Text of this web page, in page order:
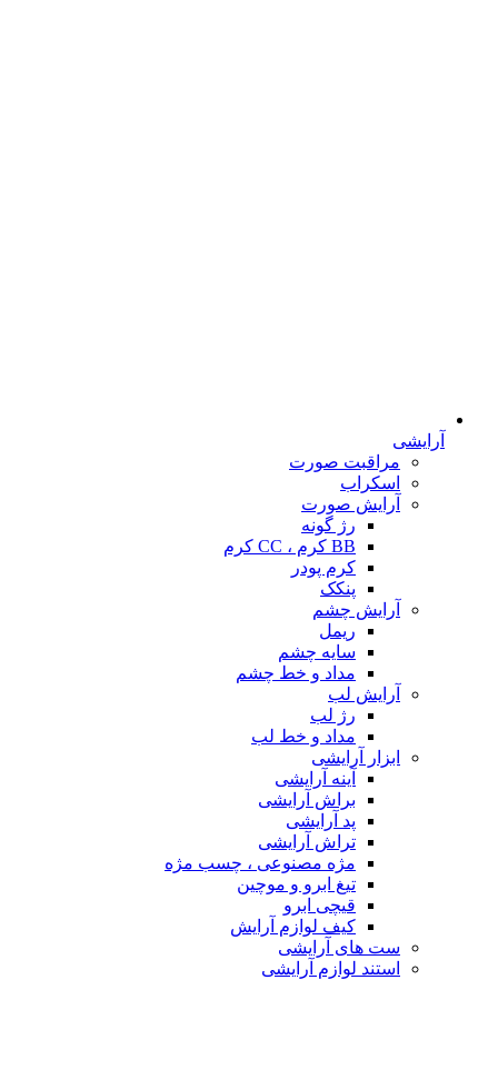
آرایشی
مراقبت صورت
اسکراب
آرایش صورت
رژ گونه
BB کرم ، CC کرم
کرم پودر
پنکک
آرایش چشم
ریمل
سایه چشم
مداد و خط چشم
آرایش لب
رژ لب
مداد و خط لب
ابزار آرایشی
آینه آرایشی
براش آرایشی
پد آرایشی
تراش آرایشی
مژه مصنوعی ، چسب مژه
تیغ ابرو و موچین
قیچی ابرو
کیف لوازم آرایش
ست های آرایشی
استند لوازم آرایشی